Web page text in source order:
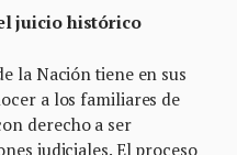
juicio histórico
la Nación tiene en sus
a los familiares de
derecho a ser
judiciales. El proceso